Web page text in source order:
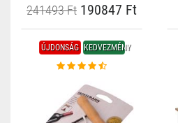
241493 Ft 190847 Ft
ÚJDONSÁG KEDVEZMÉNY